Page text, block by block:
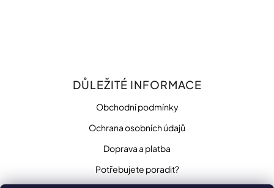
DŮLEŽITÉ INFORMACE
Obchodní podmínky
Ochrana osobních údajů
Doprava a platba
Potřebujete poradit?